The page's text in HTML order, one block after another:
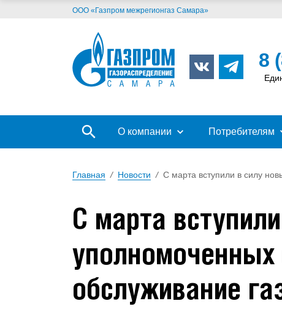
ООО «Газпром межрегионгаз Самара»
8
О компании Потребителям
Главная / Новости / С марта вступили в силу
С марта
уполномоченных
обслуживание